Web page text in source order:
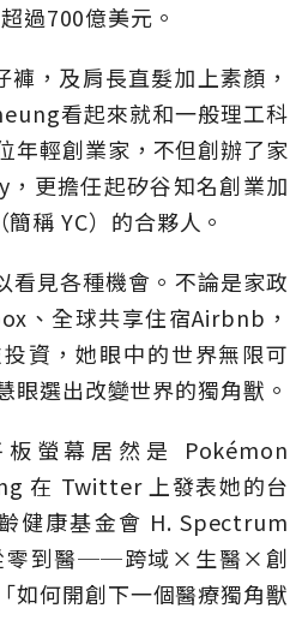
過700億美元。
，及肩長直髮加上素顏，
看起來就和一般理工科
年輕創業家，不但創辦了家
更擔任起矽谷知名創業加
稱 YC）的合夥人。
看見各種機會。不論是家政
、全球共享住宿Airbnb，
資，她眼中的世界無限可
眼選出改變世界的獨角獸。
板螢幕居然是 Pokémon
在 Twitter 上發表她的台
健康基金會 H. Spectrum
零到醫──跨域×生醫×創
如何開創下一個醫療獨角獸